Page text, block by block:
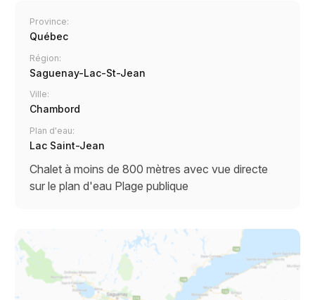
Province:
Québec
Région:
Saguenay-Lac-St-Jean
Ville:
Chambord
Plan d'eau:
Lac Saint-Jean
Chalet à moins de 800 mètres avec vue directe
sur le plan d'eau Plage publique